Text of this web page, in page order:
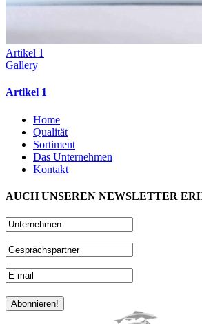
Artikel 1
Gallery
Artikel 1
Home
Qualität
Sortiment
Das Unternehmen
Kontakt
AUCH UNSEREN NEWSLETTER